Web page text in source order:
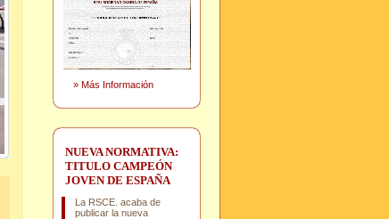
» Más Información
NUEVA NORMATIVA:
TITULO CAMPEÓN
JOVEN DE ESPAÑA
La RSCE. acaba de
publicar la nueva